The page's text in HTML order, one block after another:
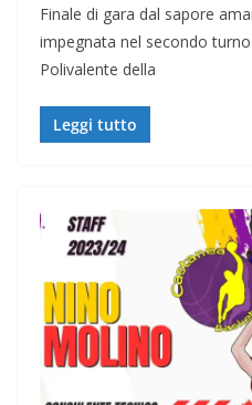
Finale di gara dal sapore
impegnata nel secondo
Polivalente della
Leggi tutto